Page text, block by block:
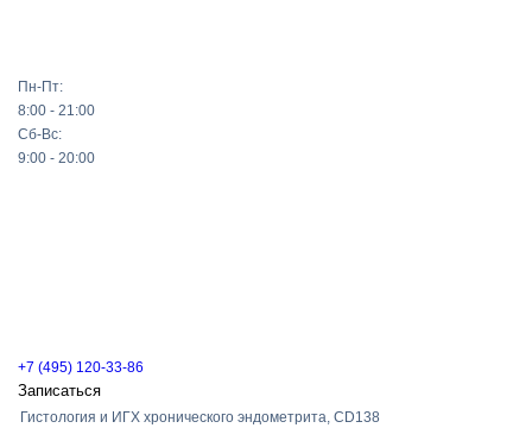
Пн-Пт:
8:00 - 21:00
Сб-Вс:
9:00 - 20:00
+7 (495) 120-33-86
Записаться
Гистология и ИГХ хронического эндометрита, СD138